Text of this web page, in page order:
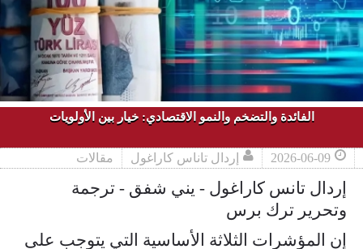
الفائدة والتضخم والنمو الاقتصادي: خيار بين الأولويات
2026-06-09 إردال تاناس كاراغول مقالات
إردال تانس كاراغول - يني شفق - ترجمة
وتحرير ترك برس
إن المؤشرات الثلاثة الأساسية التي يتوجب على